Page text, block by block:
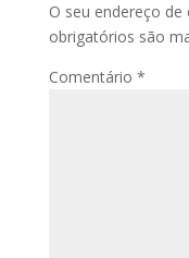
O seu endereço
obrigatórios são
Comentário *